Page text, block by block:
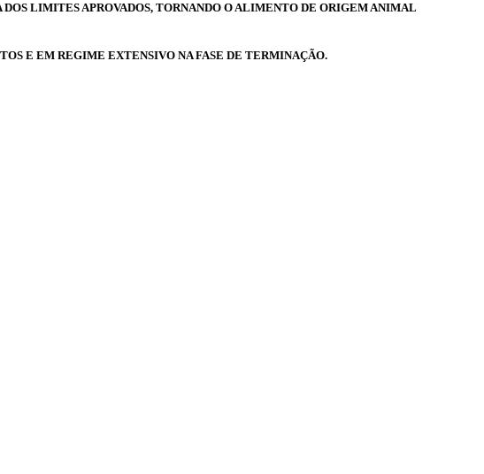
LIMITES APROVADOS, TORNANDO O ALIMENTO DE ORIGEM ANIMAL
E EM REGIME EXTENSIVO NA FASE DE TERMINAÇÃO.